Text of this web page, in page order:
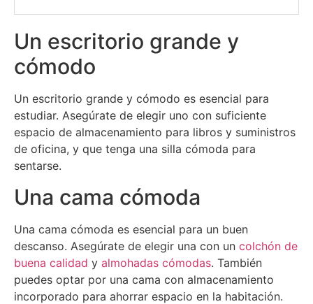
Un escritorio grande y
cómodo
Un escritorio grande y cómodo es esencial para
estudiar. Asegúrate de elegir uno con suficiente
espacio de almacenamiento para libros y suministros
de oficina, y que tenga una silla cómoda para
sentarse.
Una cama cómoda
Una cama cómoda es esencial para un buen
descanso. Asegúrate de elegir una con un colchón de
buena calidad y almohadas cómodas. También
puedes optar por una cama con almacenamiento
incorporado para ahorrar espacio en la habitación.